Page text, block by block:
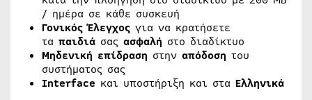
/ ημέρα σε κάθε συσκευή
Γονικός Έλεγχος για να κρατήσετε
τα παιδιά σας ασφαλή στο διαδίκτυο
Μηδενική επίδραση στην απόδοση του
συστήματος σας
Interface και υποστήριξη και στα Ελληνικά